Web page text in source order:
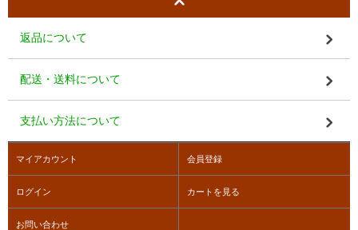
返品について
配送・送料について
支払い方法について
マイアカウント 会員登録
ログイン カートを見る
お問い合わせ